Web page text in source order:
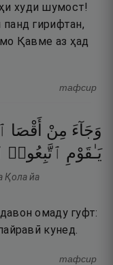
худи шумост!
гирифтан,
Қавме аз ҳад
тафсир
وَجَآءَ مِنْ أَقْصَا
يَـٰقَوْمِ ٱتَّبِعُوا۟
Қола йа
омаду гуфт:
кунед.
тафсир